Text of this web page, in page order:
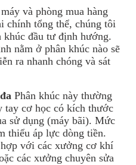
và phòng mua hàng
chính tổng thể, chúng tôi
đầu tư định hướng.
nằm ở phân khúc nào sẽ
ra nhanh chóng và sát
Phân khúc này thường
tay cơ học có kích thước
sử dụng (máy bãi). Mức
thiểu áp lực dòng tiền.
với các xưởng cơ khí
các xưởng chuyên sửa